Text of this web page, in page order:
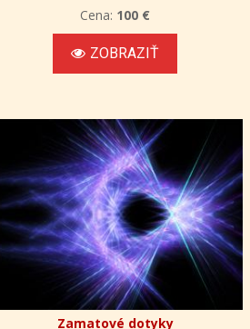
Cena: 100 €
ZOBRAZIŤ
Zamatové dotyky